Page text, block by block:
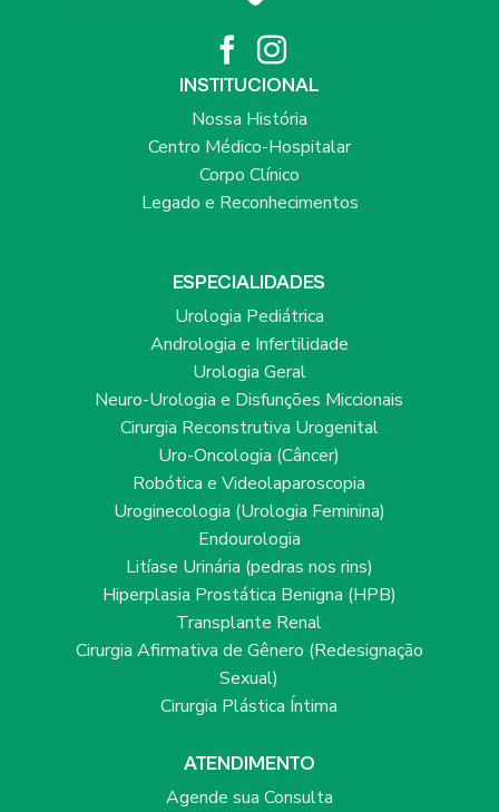
INSTITUCIONAL
Nossa História
Centro Médico-Hospitalar
Corpo Clínico
Legado e Reconhecimentos
ESPECIALIDADES
Urologia Pediátrica
Andrologia e Infertilidade
Urologia Geral
Neuro-Urologia e Disfunções Miccionais
Cirurgia Reconstrutiva Urogenital
Uro-Oncologia (Câncer)
Robótica e Videolaparoscopia
Uroginecologia (Urologia Feminina)
Endourologia
Litíase Urinária (pedras nos rins)
Hiperplasia Prostática Benigna (HPB)
Transplante Renal
Cirurgia Afirmativa de Gênero (Redesignação
Sexual)
Cirurgia Plástica Íntima
ATENDIMENTO
Agende sua Consulta